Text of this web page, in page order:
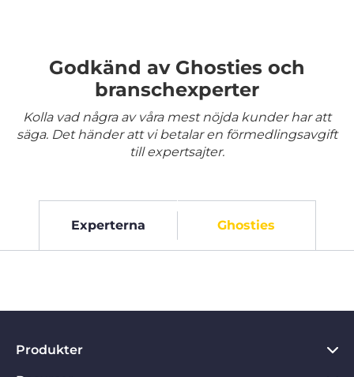
Godkänd av Ghosties och
branschexperter
Kolla vad några av våra mest nöjda kunder har att
säga. Det händer att vi betalar en förmedlingsavgift
till expertsajter.
Experterna Ghosties
Produkter